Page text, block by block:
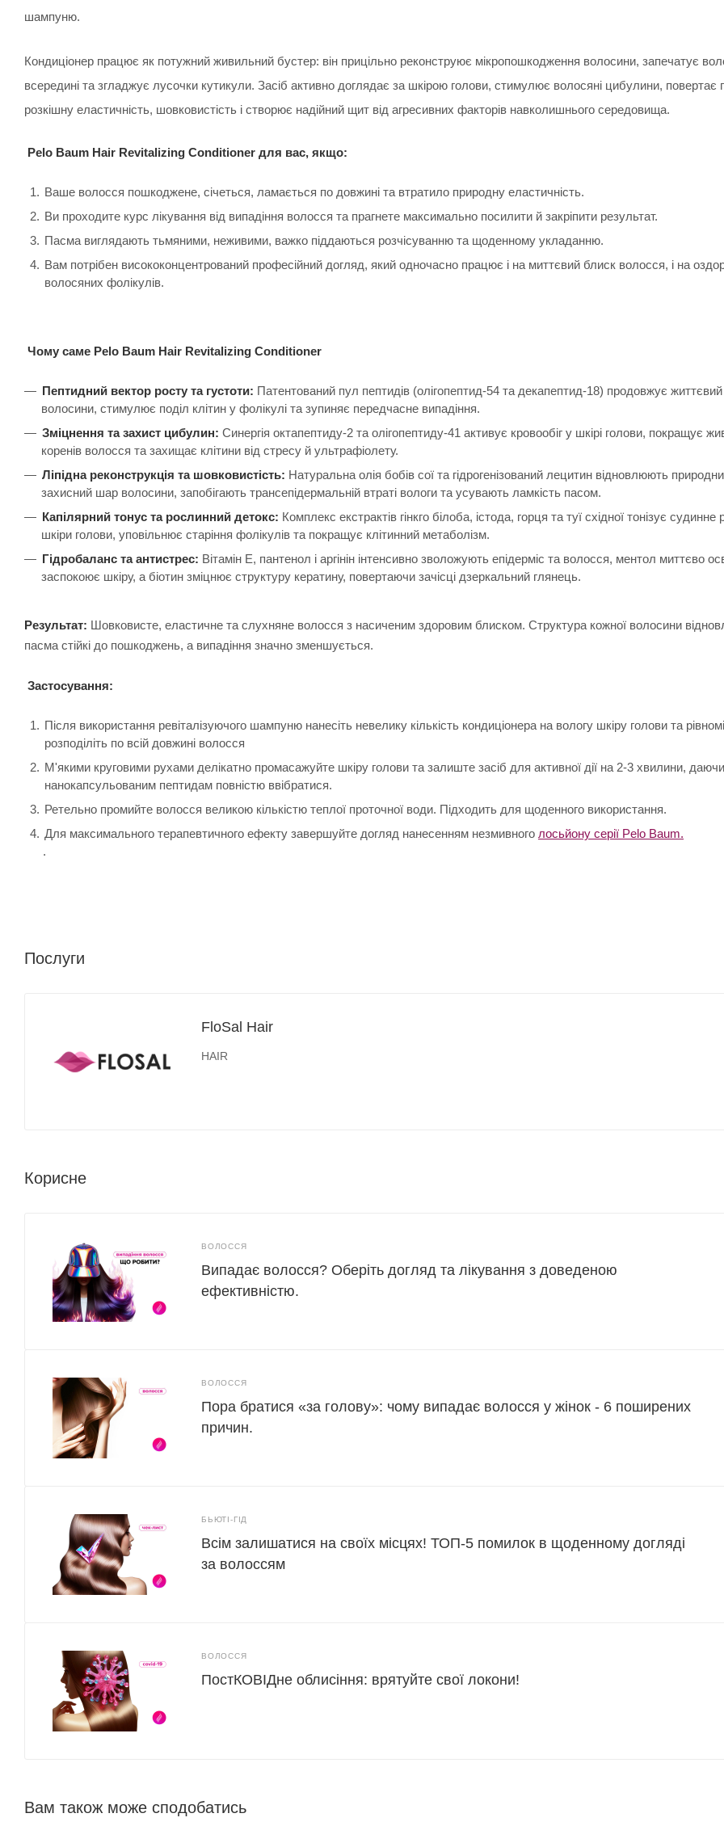
шампуню.
Кондиціонер працює як потужний живильний бустер: він прицільно реконструює мікропошкодження волосини, запечатує
всередині та згладжує лусочки кутикули. Засіб активно доглядає за шкірою голови, стимулює волосяні цибулини, повертає
розкішну еластичність, шовковистість і створює надійний щит від агресивних факторів навколишнього середовища.
Pelo Baum Hair Revitalizing Conditioner для вас, якщо:
Ваше волосся пошкоджене, січеться, ламається по довжині та втратило природну еластичність.
Ви проходите курс лікування від випадіння волосся та прагнете максимально посилити й закріпити результат.
Пасма виглядають тьмяними, неживими, важко піддаються розчісуванню та щоденному укладанню.
Вам потрібен висококонцентрований професійний догляд, який одночасно працює і на миттєвий блиск волосся, і на
волосяних фолікулів.
Чому саме Pelo Baum Hair Revitalizing Conditioner
Пептидний вектор росту та густоти: Патентований пул пептидів (олігопептид-54 та декапептид-18) продовжує
волосини, стимулює поділ клітин у фолікулі та зупиняє передчасне випадіння.
Зміцнення та захист цибулин: Синергія октапептиду-2 та олігопептиду-41 активує кровообіг у шкірі голови, покращує
коренів волосся та захищає клітини від стресу й ультрафіолету.
Ліпідна реконструкція та шовковистість: Натуральна олія бобів сої та гідрогенізований лецитин відновлюють
захисний шар волосини, запобігають трансепідермальній втраті вологи та усувають ламкість пасом.
Капілярний тонус та рослинний детокс: Комплекс екстрактів гінкго білоба, істода, горця та туї східної тонізує судинне
шкіри голови, уповільнює старіння фолікулів та покращує клітинний метаболізм.
Гідробаланс та антистрес: Вітамін Е, пантенол і аргінін інтенсивно зволожують епідерміс та волосся, ментол миттєво
заспокоює шкіру, а біотин зміцнює структуру кератину, повертаючи зачісці дзеркальний глянець.
Результат: Шовковисте, еластичне та слухняне волосся з насиченим здоровим блиском. Структура кожної волосини
пасма стійкі до пошкоджень, а випадіння значно зменшується.
Застосування:
Після використання ревіталізуючого шампуню нанесіть невелику кількість кондиціонера на вологу шкіру голови та
розподіліть по всій довжині волосся
М'якими круговими рухами делікатно промасажуйте шкіру голови та залиште засіб для активної дії на 2-3 хвилини, даючи
нанокапсульованим пептидам повністю ввібратися.
Ретельно промийте волосся великою кількістю теплої проточної води. Підходить для щоденного використання.
Для максимального терапевтичного ефекту завершуйте догляд нанесенням незмивного лосьйону серії Pelo Baum.
.
Послуги
FloSal Hair
HAIR
Корисне
ВОЛОССЯ
Випадає волосся? Оберіть догляд та лікування з доведеною
ефективністю.
ВОЛОССЯ
Пора братися «за голову»: чому випадає волосся у жінок - 6 поширених
причин.
БЬЮТІ-ГІД
Всім залишатися на своїх місцях! ТОП-5 помилок в щоденному догляді
за волоссям
ВОЛОССЯ
ПостКОВІДне облисіння: врятуйте свої локони!
Вам також може сподобатись